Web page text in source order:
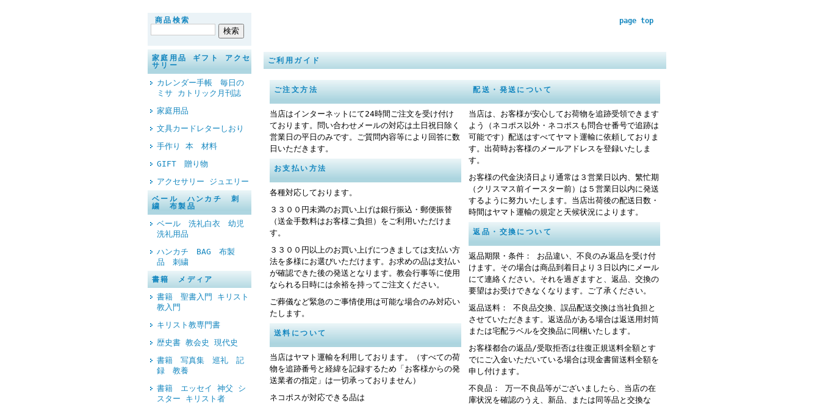
商品検索
家庭用品 ギフト アクセ
サリー
カレンダー手帳 毎日の
ミサ カトリック月刊誌
家庭用品
文具カードレターしおり
手作り 本 材料
GIFT 贈り物
アクセサリー ジュエリー
ベール ハンカチ 刺
繍 布製品
ベール 洗礼白衣 幼児
洗礼用品
ハンカチ BAG 布製
品 刺繍
書籍 メディア
書籍 聖書入門 キリスト
教入門
キリスト教専門書
歴史書 教会史 現代史
書籍 写真集 巡礼 記
録 教養
書籍 エッセイ 神父 シ
スター キリスト者
page top
ご利用ガイド
ご注文方法
当店はインターネットにて24時間ご注文を受け付け
ております。問い合わせメールの対応は土日祝日除く
営業日の平日のみです。ご質問内容等により回答に数
日いただきます。
お支払い方法
各種対応しております。
３３００円未満のお買い上げは銀行振込・郵便振替
（送金手数料はお客様ご負担）をご利用いただけま
す。
３３００円以上のお買い上げにつきましては支払い方
法を多様にお選びいただけます。お求めの品は支払い
が確認できた後の発送となります。教会行事等に使用
なられる日時には余裕を持ってご注文ください。
ご葬儀など緊急のご事情使用は可能な場合のみ対応い
たします。
送料について
当店はヤマト運輸を利用しております。（すべての荷
物を追跡番号と経緯を記録するため「お客様からの発
送業者の指定」は一切承っておりません）
ネコポスが対応できる品は
配送・発送について
当店は、お客様が安心してお荷物を追跡受領できます
よう（ネコポス以外・ネコポスも問合せ番号で追跡は
可能です）配送はすべてヤマト運輸に依頼しておりま
す。出荷時お客様のメールアドレスを登録いたしま
す。
お客様の代金決済日より通常は３営業日以内、繁忙期
（クリスマス前イースター前）は５営業日以内に発送
するように努力いたします。当店出荷後の配送日数・
時間はヤマト運輸の規定と天候状況によります。
返品・交換について
返品期限・条件： お品違い、不良のみ返品を受け付
けます。その場合は商品到着日より３日以内にメール
にて連絡ください。それを過ぎますと、返品、交換の
要望はお受けできなくなります。ご了承ください。
返品送料： 不良品交換、誤品配送交換は当社負担と
させていただきます。返送品がある場合は返送用封筒
または宅配ラベルを交換品に同梱いたします。
お客様都合の返品/受取拒否は往復正規送料全額とす
でにご入金いただいている場合は現金書留送料全額を
申し付けます。
不良品： 万一不良品等がございましたら、当店の在
庫状況を確認のうえ、新品、または同等品と交換な